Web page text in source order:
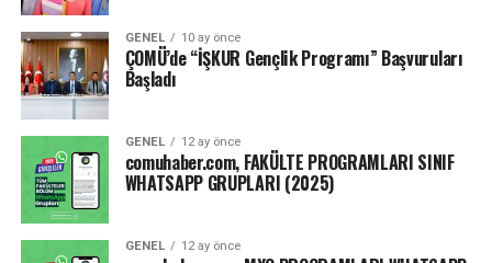
GENEL 10 ay önce
ÇOMÜ’de “İŞKUR Gençlik Programı” Başvuruları
Başladı
GENEL 12 ay önce
comuhaber.com, FAKÜLTE PROGRAMLARI SINIF
WHATSAPP GRUPLARI (2025)
GENEL 12 ay önce